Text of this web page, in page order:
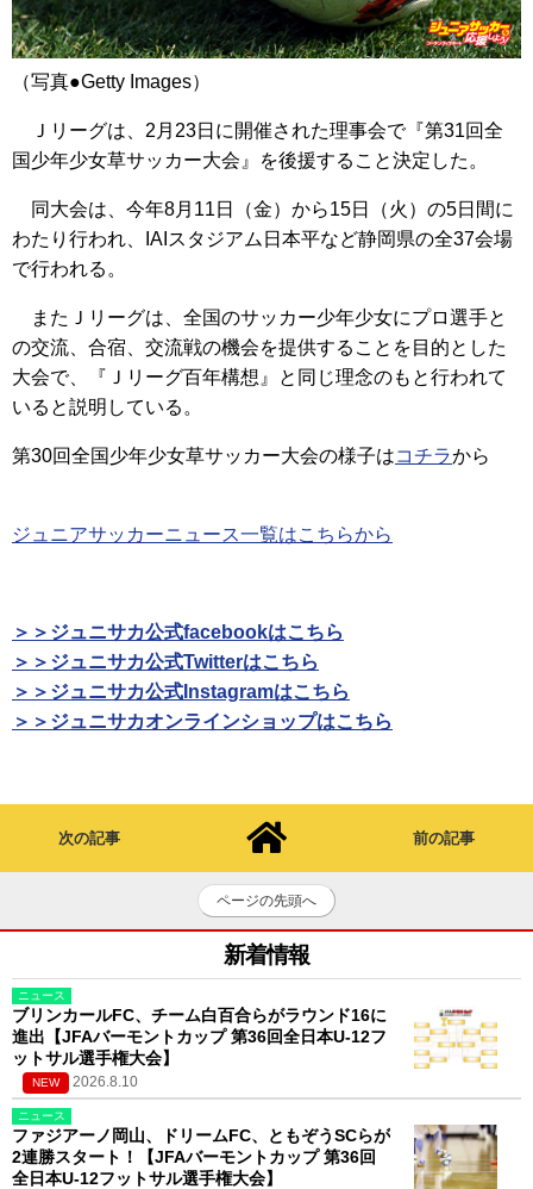
（写真●Getty Images）
Ｊリーグは、2月23日に開催された理事会で『第31回全
国少年少女草サッカー大会』を後援すること決定した。
同大会は、今年8月11日（金）から15日（火）の5日間に
わたり行われ、IAIスタジアム日本平など静岡県の全37会場
で行われる。
またＪリーグは、全国のサッカー少年少女にプロ選手と
の交流、合宿、交流戦の機会を提供することを目的とした
大会で、『Ｊリーグ百年構想』と同じ理念のもと行われて
いると説明している。
第30回全国少年少女草サッカー大会の様子はコチラから
ジュニアサッカーニュース一覧はこちらから
＞＞ジュニサカ公式facebookはこちら
＞＞ジュニサカ公式Twitterはこちら
＞＞ジュニサカ公式Instagramはこちら
＞＞ジュニサカオンラインショップはこちら
次の記事 前の記事
ページの先頭へ
新着情報
ニュース
ブリンカールFC、チーム白百合らがラウンド16に
進出【JFAバーモントカップ 第36回全日本U-12フ
ットサル選手権大会】
NEW 2026.8.10
ニュース
ファジアーノ岡山、ドリームFC、ともぞうSCらが
2連勝スタート！【JFAバーモントカップ 第36回
全日本U-12フットサル選手権大会】